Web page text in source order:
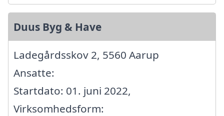
Duus Byg & Have
Ladegårdsskov 2, 5560 Aarup
Ansatte:
Startdato: 01. juni 2022,
Virksomhedsform: